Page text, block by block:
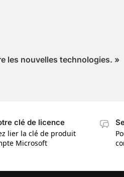
les nouvelles technologies. »
clé de licence
lier la clé de produit
Microsoft